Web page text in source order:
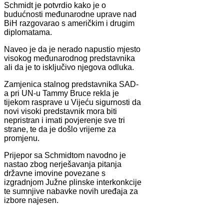
Schmidt je potvrdio kako je o
budućnosti međunarodne uprave nad
BiH razgovarao s američkim i drugim
diplomatama.
Naveo je da je nerado napustio mjesto
visokog međunarodnog predstavnika
ali da je to isključivo njegova odluka.
Zamjenica stalnog predstavnika SAD-
a pri UN-u Tammy Bruce rekla je
tijekom rasprave u Vijeću sigurnosti da
novi visoki predstavnik mora biti
nepristran i imati povjerenje sve tri
strane, te da je došlo vrijeme za
promjenu.
Prijepor sa Schmidtom navodno je
nastao zbog nerješavanja pitanja
državne imovine povezane s
izgradnjom Južne plinske interkonkcije
te sumnjive nabavke novih uređaja za
izbore najesen.